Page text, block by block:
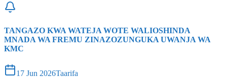
TANGAZO KWA WATEJA WOTE WALIOSHINDA
MNADA WA FREMU ZINAZOZUNGUKA UWANJA WA
KMC
17 Jun 2026Taarifa